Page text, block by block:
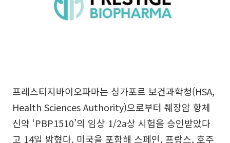
프레스티지바이오파마는 싱가포르 보건과학청(HSA,
Health Sciences Authority)으로부터 췌장암 항체
신약 ‘PBP1510’의 임상 1/2a상 시험을 승인받았다
고 14일 밝혔다. 미국을 포함해 스페인, 프랑스, 호주